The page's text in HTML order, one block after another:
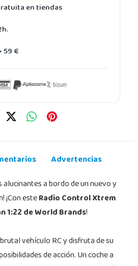
en tiendas
59 €
Advertencias
a bordo de un nuevo y
¡Con esteRadio Control Xtrem
1:22 de World Brands!
vehículo RC y disfruta de su
de acción. Un coche a